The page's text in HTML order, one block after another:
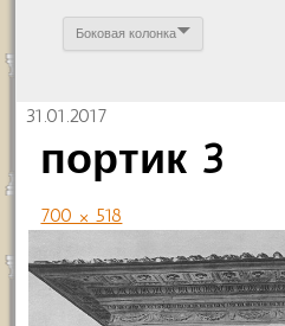
Боковая колонка
31.01.2017
портик 3
700 × 518